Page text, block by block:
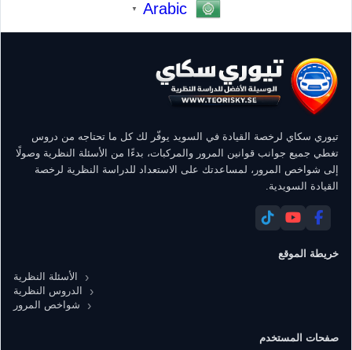
Arabic
▼
تيوري سكاي لرخصة القيادة في السويد يوفّر لك كل ما تحتاجه من دروس
تغطي جميع جوانب قوانين المرور والمركبات، بدءًا من الأسئلة النظرية وصولًا
إلى شواخص المرور، لمساعدتك على الاستعداد للدراسة النظرية لرخصة
القيادة السويدية.
خريطة الموقع
الأسئلة النظرية
الدروس النظرية
شواخص المرور
صفحات المستخدم